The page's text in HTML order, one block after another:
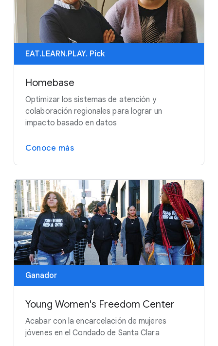
EAT.LEARN.PLAY. Pick
Homebase
Optimizar los sistemas de atención y
colaboración regionales para lograr un
impacto basado en datos
Conoce más
Ganador
Young Women's Freedom Center
Acabar con la encarcelación de mujeres
jóvenes en el Condado de Santa Clara